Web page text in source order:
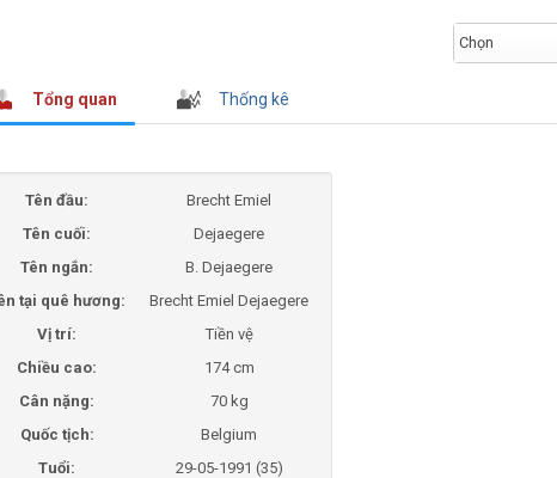
Chọn
Tổng quan Thống kê
Tên đầu:
Brecht Emiel
Tên cuối:
Dejaegere
Tên ngắn:
B. Dejaegere
tại quê hương:
Brecht Emiel Dejaegere
Vị trí:
Tiền vệ
Chiều cao:
174 cm
Cân nặng:
70 kg
Quốc tịch:
Belgium
Tuổi:
29-05-1991 (35)